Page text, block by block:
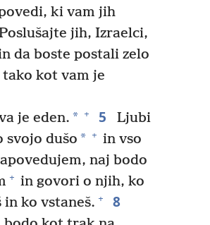
ki vam jih
jih, Izraelci,
da boste postali zelo
kot vam je
je eden. * + 5
Ljubi
svojo dušo * + in vso
naj bodo
+ in govori o njih, ko
in ko vstaneš. + 8